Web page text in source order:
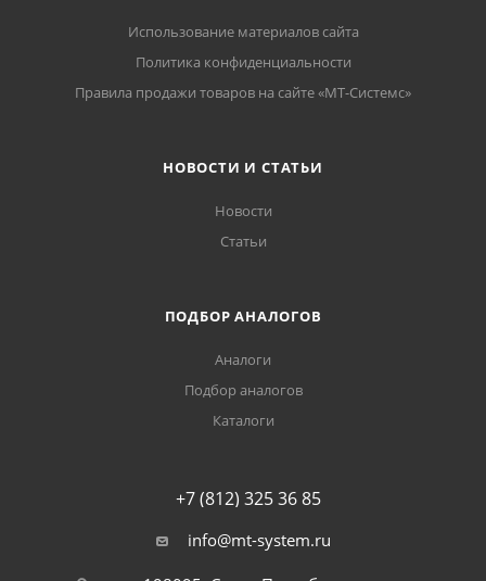
Использование материалов сайта
Политика конфиденциальности
Правила продажи товаров на сайте «МТ-Системс»
НОВОСТИ И СТАТЬИ
Новости
Статьи
ПОДБОР АНАЛОГОВ
Аналоги
Подбор аналогов
Каталоги
+7 (812) 325 36 85
info@mt-system.ru